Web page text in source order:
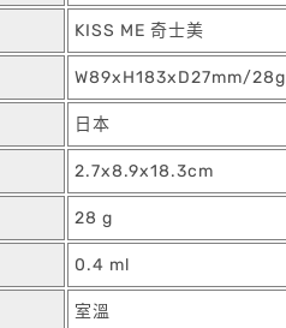
KISS ME 奇士美
W89xH183xD27mm/28g
日本
2.7x8.9x18.3cm
28 g
0.4 ml
室溫